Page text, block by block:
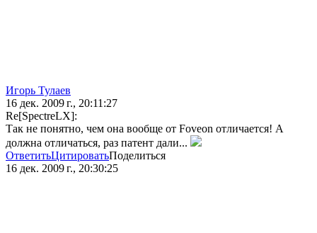
Игорь Тулаев
16 дек. 2009 г., 20:11:27
Re[SpectreLX]:
Так не понятно, чем она вообще от Foveon отличается! А
должна отличаться, раз патент дали...
ОтветитьЦитироватьПоделиться
16 дек. 2009 г., 20:30:25